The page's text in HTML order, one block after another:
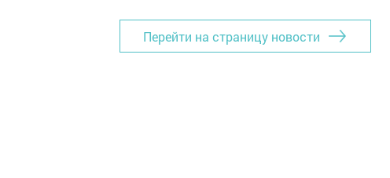
Перейти на страницу новости